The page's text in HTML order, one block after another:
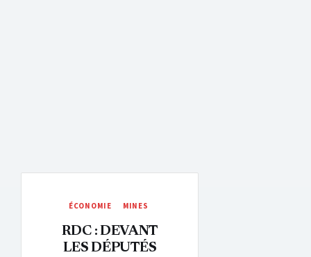
ÉCONOMIE MINES
RDC : DEVANT
LES DÉPUTÉS